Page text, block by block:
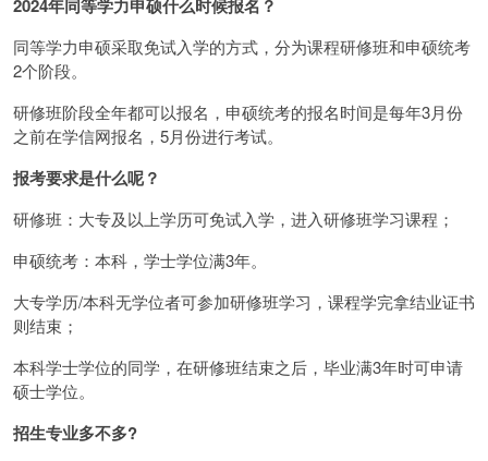
2024年同等学力申硕什么时候报名？
同等学力申硕采取免试入学的方式，分为课程研修班和申硕统考
2个阶段。
研修班阶段全年都可以报名，申硕统考的报名时间是每年3月份
之前在学信网报名，5月份进行考试。
报考要求是什么呢？
研修班：大专及以上学历可免试入学，进入研修班学习课程；
申硕统考：本科，学士学位满3年。
大专学历/本科无学位者可参加研修班学习，课程学完拿结业证书
则结束；
本科学士学位的同学，在研修班结束之后，毕业满3年时可申请
硕士学位。
招生专业多不多?